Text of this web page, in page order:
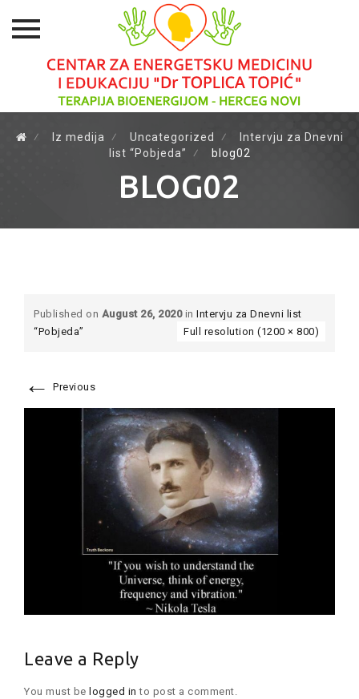
to
⁄ Iz medija ⁄ Uncategorized ⁄
Intervju za Dnevni
list “Pobjeda” ⁄ blog02
BLOG02
Published on August 26, 2020in Intervju za Dnevni list
“Pobjeda”
Full resolution (1200 × 800)
← Previous
Leave a Reply
You must be logged in to post a comment.